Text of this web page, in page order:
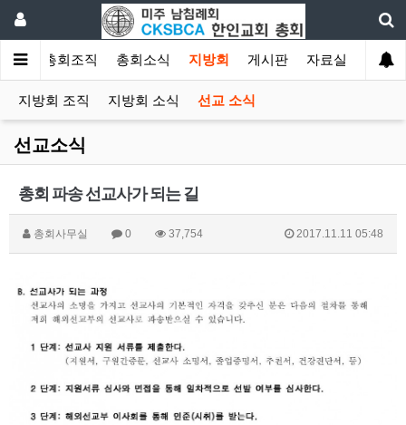
개 총회조직 총회소식 지방회 게시판 자료실
지방회 조직 지방회 소식 선교 소식
선교소식
총회 파송 선교사가 되는 길
총회사무실 0 37,754 2017.11.11 05:48